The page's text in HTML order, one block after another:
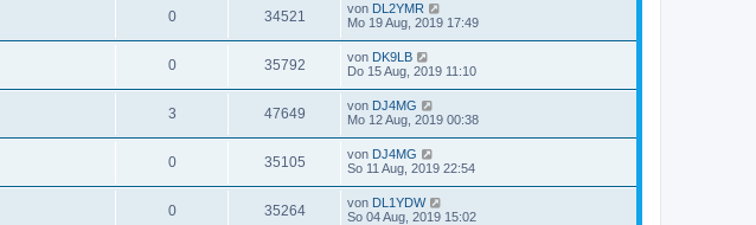
0 34521 von DL2YMR
Mo 19 Aug, 2019 17:49
0 35792 von DK9LB
Do 15 Aug, 2019 11:10
3 47649 von DJ4MG
Mo 12 Aug, 2019 00:38
0 35105 von DJ4MG
So 11 Aug, 2019 22:54
0 35264 von DL1YDW
So 04 Aug, 2019 15:02